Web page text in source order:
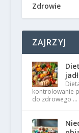
Zdrowie
ZAJRZYJ
kontrolowanie
do zdrowego …